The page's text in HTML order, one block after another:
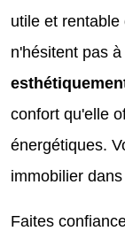
utile et
n'hésitent pas
confort qu'elle
énergétiques.
immobilier
Faites